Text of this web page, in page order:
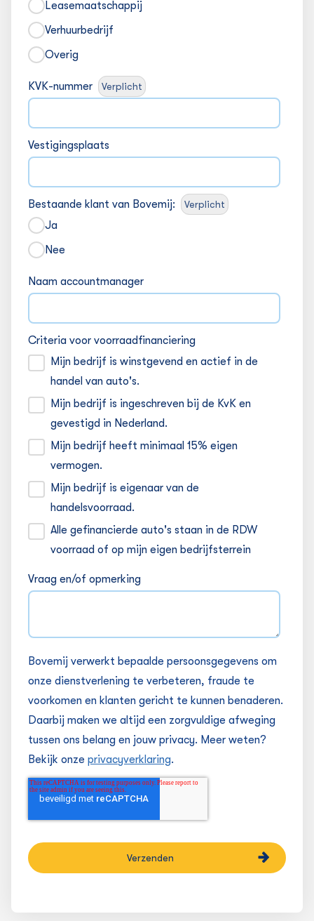
Leasemaatschappij
Verhuurbedrijf
Overig
KVK-nummer Verplicht
Vestigingsplaats
Bestaande klant van Bovemij: Verplicht
Ja
Nee
Naam accountmanager
Criteria voor voorraadfinanciering
Mijn bedrijf is winstgevend en actief in de
handel van auto's.
Mijn bedrijf is ingeschreven bij de KvK en
gevestigd in Nederland.
Mijn bedrijf heeft minimaal 15% eigen
vermogen.
Mijn bedrijf is eigenaar van de
handelsvoorraad.
Alle gefinancierde auto's staan in de RDW
voorraad of op mijn eigen bedrijfsterrein
Vraag en/of opmerking
Bovemij verwerkt bepaalde persoonsgegevens om
onze dienstverlening te verbeteren, fraude te
voorkomen en klanten gericht te kunnen benaderen.
Daarbij maken we altijd een zorgvuldige afweging
tussen ons belang en jouw privacy. Meer weten?
Bekijk onze privacyverklaring.